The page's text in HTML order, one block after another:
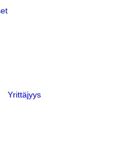
Yrittäjyys